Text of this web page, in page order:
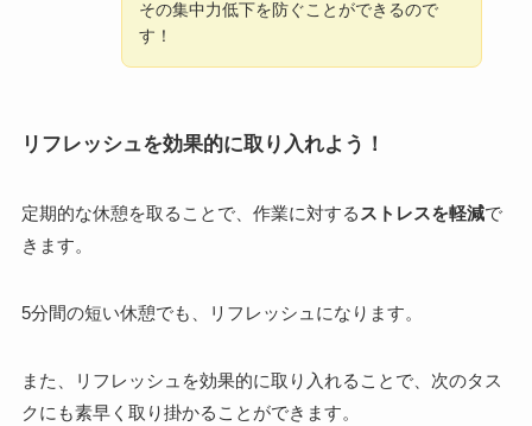
その集中力低下を防ぐことができるので
す！
リフレッシュを効果的に取り入れよう！
定期的な休憩を取ることで、作業に対する ストレスを軽減で
きます。
5分間の短い休憩でも、リフレッシュになります。
また、リフレッシュを効果的に取り入れることで、次のタス
クにも素早く取り掛かることができます。